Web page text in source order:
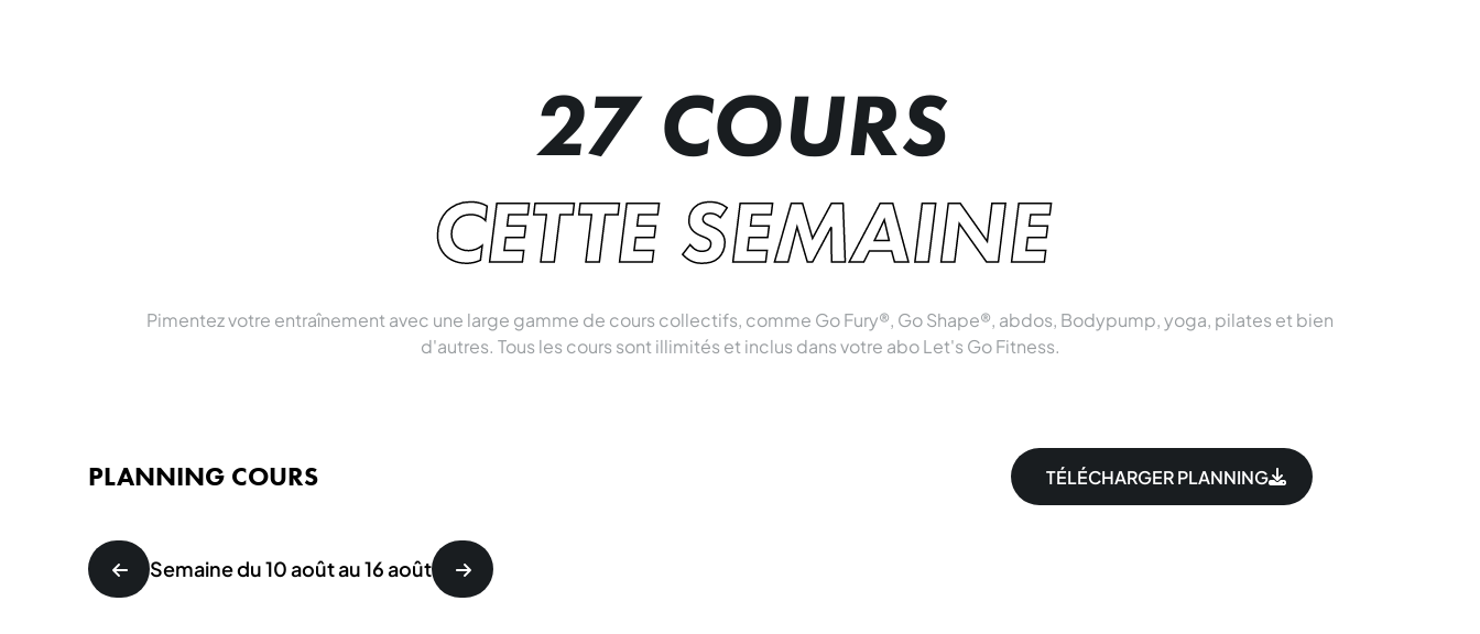
27 COURS
CETTE SEMAINE
Pimentez votre entraînement avec une large gamme de cours collectifs, comme Go Fury®, Go Shape®, abdos, Bodypump, yoga, pilates et bien
d'autres. Tous les cours sont illimités et inclus dans votre abo Let's Go Fitness.
PLANNING COURS TÉLÉCHARGER PLANNING
Semaine du 10 août au 16 août